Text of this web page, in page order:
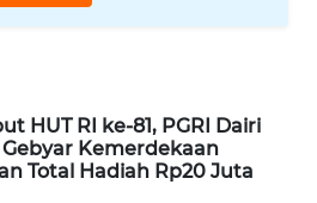
HUT RI ke-81, PGRI Dairi
Gebyar Kemerdekaan
Total Hadiah Rp20 Juta